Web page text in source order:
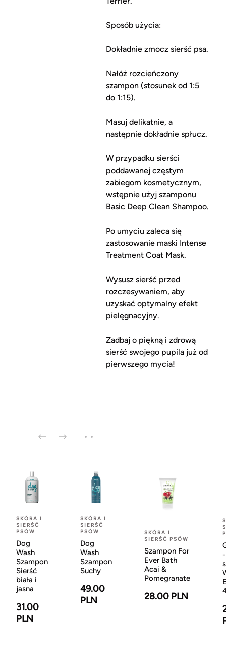
Sposób użycia:
Dokładnie zmocz sierść psa.
Nałóż rozcieńczony
szampon (stosunek od 1:5
do 1:15).
Masuj delikatnie, a
następnie dokładnie spłucz.
W przypadku sierści
poddawanej częstym
zabiegom kosmetycznym,
wstępnie użyj szamponu
Basic Deep Clean Shampoo.
Po umyciu zaleca się
zastosowanie maski Intense
Treatment Coat Mask.
Wysusz sierść przed
rozczesywaniem, aby
uzyskać optymalny efekt
pielęgnacyjny.
Zadbaj o piękną i zdrową
sierść swojego pupila już od
pierwszego mycia!
SKÓRA I
SIERŚĆ
PSÓW
Dog
Wash
Szampon
Sierść
biała i
jasna
31.00
PLN
SKÓRA I
SIERŚĆ
PSÓW
Dog
Wash
Szampon
Suchy
49.00
PLN
SKÓRA I
SIERŚĆ PSÓW
Szampon For
Ever Bath
Acai &
Pomegranate
28.00 PLN
-